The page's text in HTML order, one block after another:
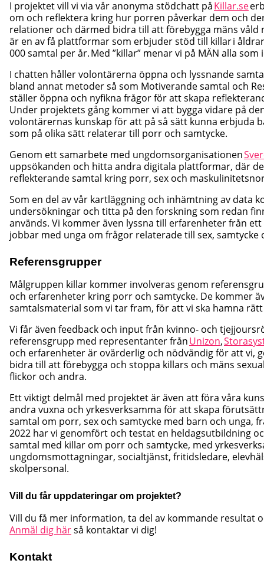
I projektet vill vi via vår anonyma stödchatt påKillar.se
om och reflektera kring hur porren påverkar dem och
relationer och därmed bidra till att förebygga mäns våld
är en av få plattformar som erbjuder stöd till killar i
000 samtal per år. Med ”killar” menar vi på MÄN alla
I chatten håller volontärerna öppna och lyssnande
bland annat metoder så som Motiverande samtal och
ställer öppna och nyfikna frågor för att skapa
Under projektets gång kommer vi att bygga vidare på
volontärernas kunskap för att på så sätt kunna erbjuda
som på olika sätt relaterar till porr och samtycke.
Genom ett samarbete med ungdomsorganisationen
uppsökanden och hitta andra digitala plattformar, där
reflekterande samtal kring porr, sex och
Som en del av vår kartläggning och inhämtning av data
undersökningar och titta på den forskning som redan
används. Vi kommer även lyssna till erfarenheter från
jobbar med unga om frågor relaterade till sex, samtycke
Referensgrupper
Målgruppen killar kommer involveras genom
och erfarenheter kring porr och samtycke. De kommer
samtalsmaterial som vi tar fram, för att vi ska hamna
Vi får även feedback och input från kvinno- och
referensgrupp med representanter frånUnizon,
och erfarenheter är ovärderlig och nödvändig för att vi,
bidra till att förebygga och stoppa killars och mäns
flickor och andra.
Ett viktigt delmål med projektet är även att föra våra
andra vuxna och yrkesverksamma för att skapa
samtal om porr, sex och samtycke med barn och unga,
2022 har vi genomfört och testat en heldagsutbildning
samtal med killar om porr och samtycke, med
ungdomsmottagningar, socialtjänst, fritidsledare,
skolpersonal.
Vill du får uppdateringar om projektet?
Vill du få mer information, ta del av kommande resultat
Anmäl dig härså kontaktar vi dig!
Kontakt